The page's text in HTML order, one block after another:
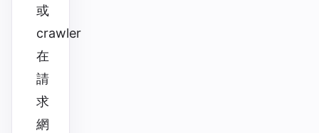
或
crawler
在
請
求
網